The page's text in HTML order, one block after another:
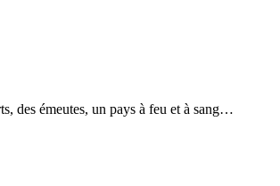
des émeutes, un pays à feu et à sang…